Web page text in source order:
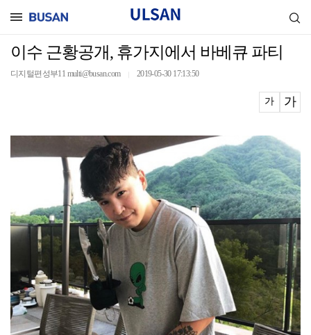
이수 근황공개, 휴가지에서 바베큐 파티
디지털편성부11 multi@busan.com 2019-05-30 17:13:50
가 가